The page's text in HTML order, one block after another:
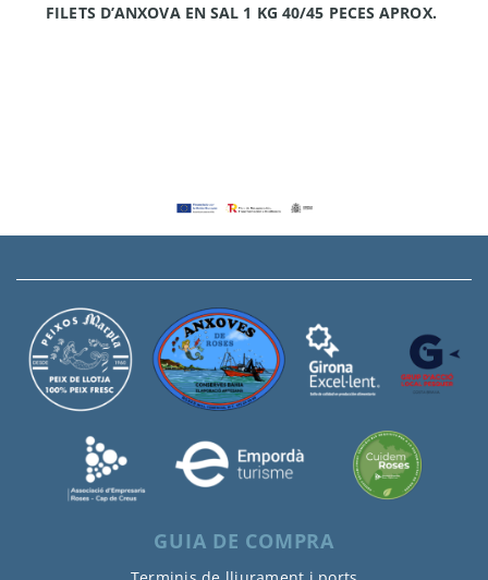
FILETS D’ANXOVA EN SAL 1 KG 40/45 PECES APROX.
GUIA DE COMPRA